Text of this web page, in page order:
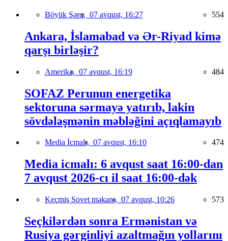
Böyük Şərq, 07 avqust, 16:27 554
Ankara, İslamabad və Ər-Riyad kimə
qarşı birləşir?
Amerika, 07 avqust, 16:19 484
SOFAZ Perunun energetika
sektoruna sərmayə yatırıb, lakin
sövdələşmənin məbləğini açıqlamayıb
Media İcmalı, 07 avqust, 16:10 474
Media icmalı: 6 avqust saat 16:00-dan
7 avqust 2026-cı il saat 16:00-dək
Keçmiş Sovet məkanı, 07 avqust, 10:26 573
Seçkilərdən sonra Ermənistan və
Rusiya gərginliyi azaltmağın yollarını